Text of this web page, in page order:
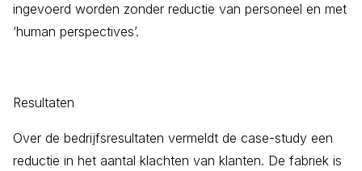
ingevoerd worden zonder reductie van personeel en met
‘human perspectives’.
Resultaten
Over de bedrijfsresultaten vermeldt de case-study een
reductie in het aantal klachten van klanten. De fabriek is